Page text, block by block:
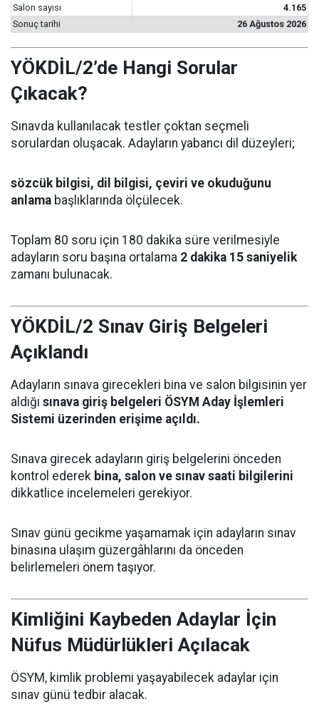
Salon sayısı
4.165
Sonuç tarihi
26 Ağustos 2026
YÖKDİL/2’de Hangi Sorular
Çıkacak?
Sınavda kullanılacak testler çoktan seçmeli
sorulardan oluşacak. Adayların yabancı dil düzeyleri;
sözcük bilgisi, dil bilgisi, çeviri ve okuduğunu
anlama başlıklarında ölçülecek.
Toplam 80 soru için 180 dakika süre verilmesiyle
adayların soru başına ortalama 2 dakika 15 saniyelik
zamanı bulunacak.
YÖKDİL/2 Sınav Giriş Belgeleri
Açıklandı
Adayların sınava girecekleri bina ve salon bilgisinin yer
aldığı sınava giriş belgeleri ÖSYM Aday İşlemleri
Sistemi üzerinden erişime açıldı.
Sınava girecek adayların giriş belgelerini önceden
kontrol ederek bina, salon ve sınav saati bilgilerini
dikkatlice incelemeleri gerekiyor.
Sınav günü gecikme yaşamamak için adayların sınav
binasına ulaşım güzergâhlarını da önceden
belirlemeleri önem taşıyor.
Kimliğini Kaybeden Adaylar İçin
Nüfus Müdürlükleri Açılacak
ÖSYM, kimlik problemi yaşayabilecek adaylar için
sınav günü tedbir alacak.